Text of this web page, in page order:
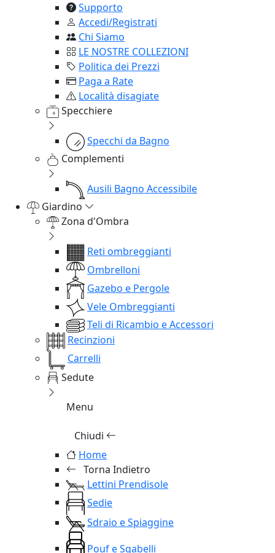
Supporto
Accedi/Registrati
Chi Siamo
LE NOSTRE COLLEZIONI
Politica dei Prezzi
Paga a Rate
Località disagiate
Specchiere
Specchi da Bagno
Complementi
Ausili Bagno Accessibile
Giardino
Zona d'Ombra
Reti ombreggianti
Ombrelloni
Gazebo e Pergole
Vele Ombreggianti
Teli di Ricambio e Accessori
Recinzioni
Carrelli
Sedute
Menu
Chiudi
Home
Torna Indietro
Lettini Prendisole
Sedie
Sdraio e Spiaggine
Pouf e Sgabelli